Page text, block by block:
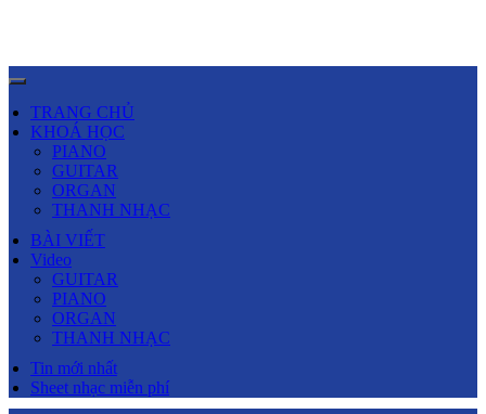
TRANG CHỦ
KHOÁ HỌC
PIANO
GUITAR
ORGAN
THANH NHẠC
BÀI VIẾT
Video
GUITAR
PIANO
ORGAN
THANH NHẠC
Tin mới nhất
Sheet nhạc miễn phí